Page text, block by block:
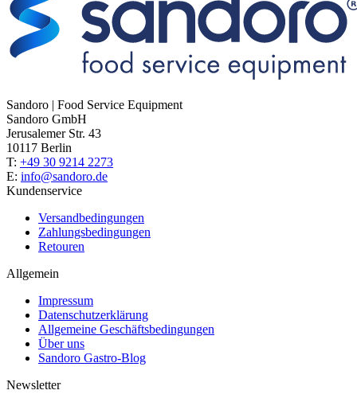
Sandoro | Food Service Equipment
Sandoro GmbH
Jerusalemer Str. 43
10117 Berlin
T: +49 30 9214 2273
E: info@sandoro.de
Kundenservice
Versandbedingungen
Zahlungsbedingungen
Retouren
Allgemein
Impressum
Datenschutzerklärung
Allgemeine Geschäftsbedingungen
Über uns
Sandoro Gastro-Blog
Newsletter